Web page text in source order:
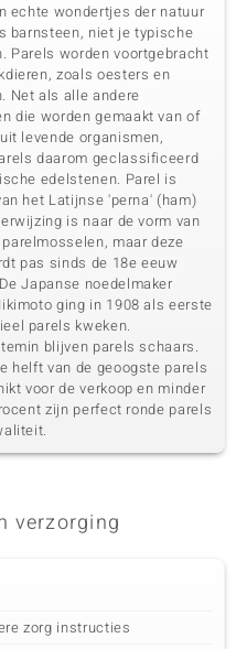
echte wondertjes der natuur
barnsteen, niet je typische
Parels worden voortgebracht
zoals oesters en
Net als alle andere
die worden gemaakt van of
levende organismen,
daarom geclassificeerd
edelstenen. Parel is
het Latijnse 'perna' (ham)
is naar de vorm van
maar deze
pas sinds de 18e eeuw
Japanse noedelmaker
ging in 1908 als eerste
parels kweken.
blijven parels schaars.
helft van de geoogste parels
voor de verkoop en minder
zijn perfect ronde parels
verzorging
zorg instructies